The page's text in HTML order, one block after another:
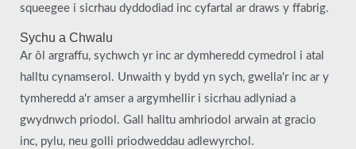
squeegee i sicrhau dyddodiad inc cyfartal ar draws y ffabrig.
Sychu a Chwalu
Ar ôl argraffu, sychwch yr inc ar dymheredd cymedrol i atal
halltu cynamserol. Unwaith y bydd yn sych, gwella'r inc ar y
tymheredd a'r amser a argymhellir i sicrhau adlyniad a
gwydnwch priodol. Gall halltu amhriodol arwain at gracio
inc, pylu, neu golli priodweddau adlewyrchol.